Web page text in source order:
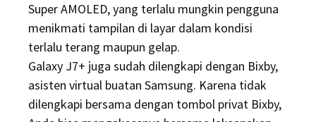
Super AMOLED, yang terlalu mungkin pengguna
menikmati tampilan di layar dalam kondisi
terlalu terang maupun gelap.
Galaxy J7+ juga sudah dilengkapi dengan Bixby,
asisten virtual buatan Samsung. Karena tidak
dilengkapi bersama dengan tombol privat Bixby,